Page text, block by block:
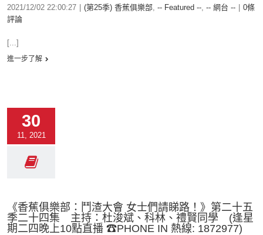
2021/12/02 22:00:27 (第25季) 香蕉俱樂部, -- Featured --, -- 網台 --
0條
評論
[...]
進一步了解
30
11, 2021
《香蕉俱樂部：鬥渣大會 女士們請睇路！》第二十五
季二十四集 主持：杜浚斌、科林、禮賢同學 (逢星
期二四晚上10點直播 ☎PHONE IN 熱線: 1872977)